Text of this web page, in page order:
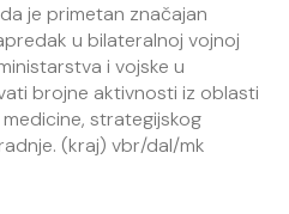
je primetan značajan
u bilateralnoj vojnoj
i vojske u
brojne aktivnosti iz oblasti
strategijskog
(kraj) vbr/dal/mk